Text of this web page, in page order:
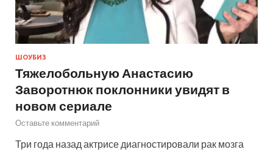
ШОУБИЗ
Тяжелобольную Анастасию
Заворотнюк поклонники увидят в
новом сериале
Оставьте комментарий
Три года назад актрисе диагностировали рак мозга